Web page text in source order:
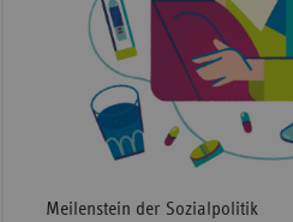
Meilenstein der Sozialpolitik